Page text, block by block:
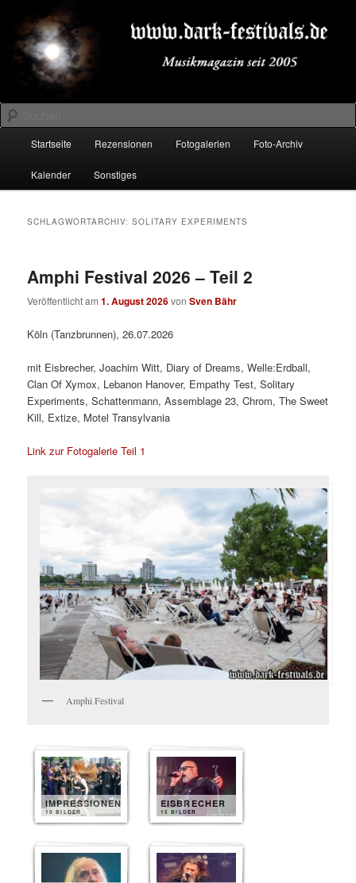
primären
Inhalt
springen
sekundären
Inhalt
springenDARK-FESTIVALS.DE
Suchen
Startseite Rezensionen Fotogalerien Foto-Archiv
Kalender Sonstiges
SCHLAGWORTARCHIV:SOLITARY EXPERIMENTS
Amphi Festival 2026 – Teil 2
Veröffentlicht am1. August 2026vonSven Bähr
Köln (Tanzbrunnen), 26.07.2026
mit Eisbrecher, Joachim Witt, Diary of Dreams, Welle:Erdball,
Clan Of Xymox, Lebanon Hanover, Empathy Test, Solitary
Experiments, Schattenmann, Assemblage 23, Chrom, The Sweet
Kill, Extize, Motel Transylvania
Link zur Fotogalerie Teil 1
Amphi Festival
IMPRESSIONEN
10 BILDER
EISBRECHER
15 BILDER